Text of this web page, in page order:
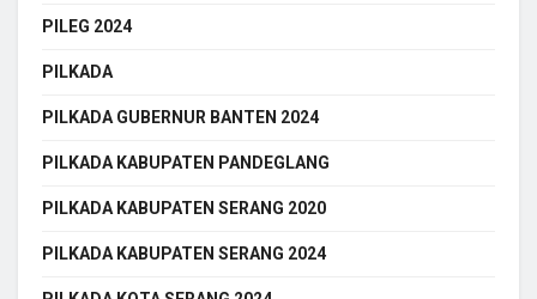
PILEG 2024
PILKADA
PILKADA GUBERNUR BANTEN 2024
PILKADA KABUPATEN PANDEGLANG
PILKADA KABUPATEN SERANG 2020
PILKADA KABUPATEN SERANG 2024